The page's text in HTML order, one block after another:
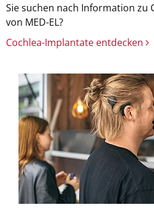
Sie suchen nach Information zu
von MED-EL?
Cochlea-Implantate entdecken